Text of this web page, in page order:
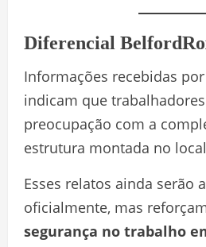
Diferencial
Informações recebidas
indicam que
preocupação com a
estrutura montada no
Esses relatos ainda serão
oficialmente, mas
segurança no trabalho